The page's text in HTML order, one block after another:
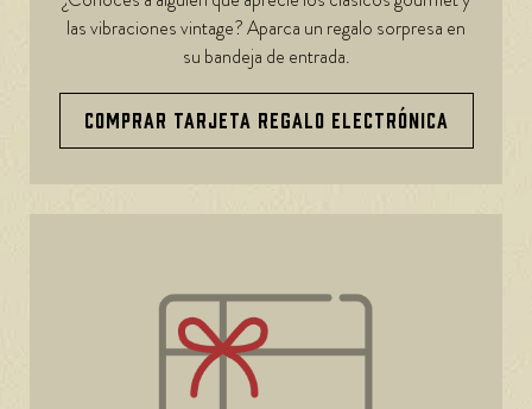
las vibraciones vintage? Aparca un regalo sorpresa en
su bandeja de entrada.
COMPRAR TARJETA REGALO ELECTRÓNICA